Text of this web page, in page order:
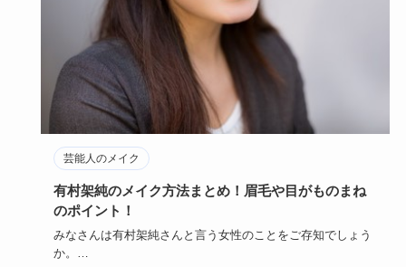
芸能人のメイク
有村架純のメイク方法まとめ！眉毛や目がものまね
のポイント！
みなさんは有村架純さんと言う女性のことをご存知でしょう
か。